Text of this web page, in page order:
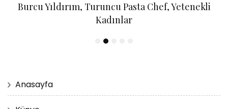
Burcu Yıldırım, Turuncu Pasta Chef, Yetenekli
Kadınlar
Anasayfa